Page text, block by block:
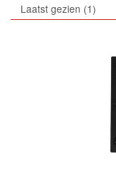
Laatst gezien 1